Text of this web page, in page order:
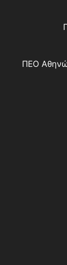
ΠΕΟ